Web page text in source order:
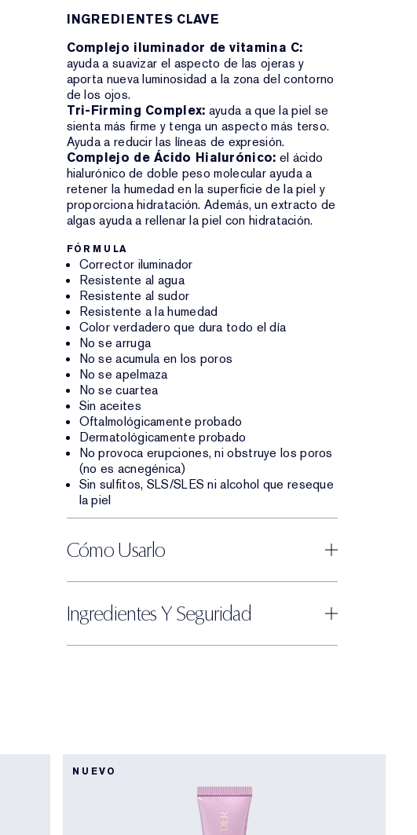
INGREDIENTES CLAVE
Complejo iluminador de vitamina C:
ayuda a suavizar el aspecto de las ojeras y
aporta nueva luminosidad a la zona del contorno
de los ojos.
Tri-Firming Complex: ayuda a que la piel se
sienta más firme y tenga un aspecto más terso.
Ayuda a reducir las líneas de expresión.
Complejo de Ácido Hialurónico: el ácido
hialurónico de doble peso molecular ayuda a
retener la humedad en la superficie de la piel y
proporciona hidratación. Además, un extracto de
algas ayuda a rellenar la piel con hidratación.
FÓRMULA
Corrector iluminador
Resistente al agua
Resistente al sudor
Resistente a la humedad
Color verdadero que dura todo el día
No se arruga
No se acumula en los poros
No se apelmaza
No se cuartea
Sin aceites
Oftalmológicamente probado
Dermatológicamente probado
No provoca erupciones, ni obstruye los poros
(no es acnegénica)
Sin sulfitos, SLS/SLES ni alcohol que reseque
la piel
Cómo Usarlo
Ingredientes Y Seguridad
NUEVO